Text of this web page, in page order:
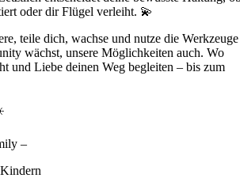
oder dir Flügel verleiht. 💫
teile dich, wachse und nutze die Werkzeuge
wächst, unsere Möglichkeiten auch. Wo
und Liebe deinen Weg begleiten – bis zum
–